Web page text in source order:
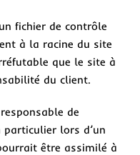
fichier de contrôle
à la racine du site
que le site à
du client.
de
particulier lors d’un
être assimilé à